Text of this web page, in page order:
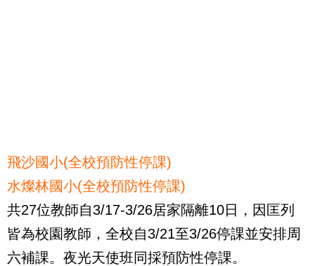
飛沙國小(全校預防性停課)
水燦林國小(全校預防性停課)
共27位教師自3/17-3/26居家隔離10日，因匡列
皆為校園教師，全校自3/21至3/26停課並安排周
六補課。夜光天使班同採預防性停課。